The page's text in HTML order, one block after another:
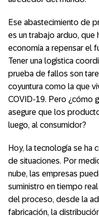
Ese abastecimiento de
es un trabajo arduo, que
economía a repensar el
Tener una logística
prueba de fallos son
coyuntura como la que
COVID-19. Pero ¿cómo
asegure que los
luego, al consumidor?
Hoy, la tecnología se ha
de situaciones. Por
nube, las empresas
suministro en tiempo
del proceso, desde la
fabricación, la